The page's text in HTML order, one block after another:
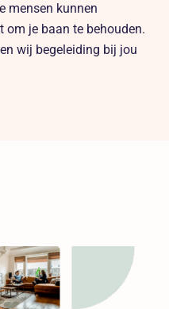
mensen kunnen
je baan te behouden.
wij begeleiding bij jou